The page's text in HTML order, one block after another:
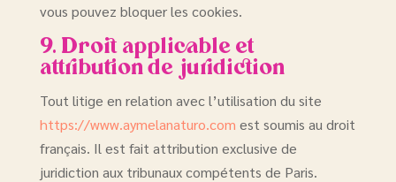
vous pouvez bloquer les cookies.
9. Droit applicable et
attribution de juridiction
Tout litige en relation avec l’utilisation du site
https://www.aymelanaturo.com est soumis au droit
français. Il est fait attribution exclusive de
juridiction aux tribunaux compétents de Paris.